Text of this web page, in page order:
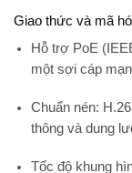
Giao thức và mã
Hỗ trợ PoE
một sợi cáp
Chuẩn nén:
thông và dung
Tốc độ khung